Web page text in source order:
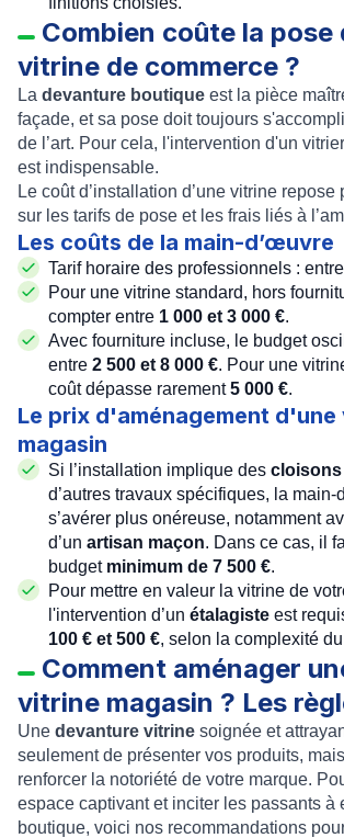
Combien coûte la pose
vitrine de commerce ?
La devanture boutique est la pièce
façade, et sa pose doit toujours
de l’art. Pour cela, l'intervention d'un
est indispensable.
Le coût d’installation d’une vitrine
sur les tarifs de pose et les frais liés à
Les coûts de la main-d’œuvre
Tarif horaire des professionnels : entre
Pour une vitrine standard, hors
compter entre 1 000 et 3 000 €.
Avec fourniture incluse, le budget
entre 2 500 et 8 000 €. Pour une
coût dépasse rarement5 000 €.
Le prix d'aménagement d'une
magasin
Si l’installation implique des cloisons
d’autres travaux spécifiques, la main-
s’avérer plus onéreuse, notamment
d’un artisan maçon. Dans ce cas, il
budget minimum de 7 500 €.
Pour mettre en valeur la vitrine de
l'intervention d’un étalagiste est
100 € et 500 €, selon la complexité
Comment aménager
vitrine magasin ? Les
Une devanture vitrine soignée et
seulement de présenter vos produits,
renforcer la notoriété de votre marque.
espace captivant et inciter les passants à
boutique, voici nos recommandations